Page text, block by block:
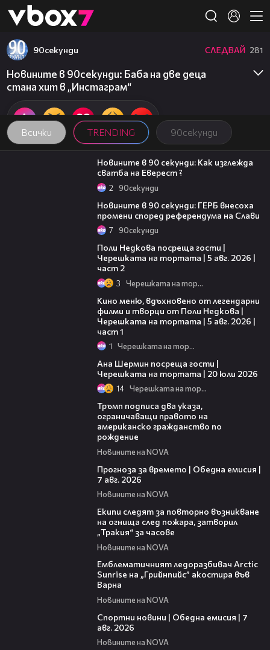
👾
Всички TRENDING 90секунди
90секунди СЛЕДВАЙ 281
Новините в 90секунди: Баба на две деца
стана хит в „Инстаграм“
01:54
Новините в 90 секунди: Как изглежда
сватба на Еверест ?
2 90секунди
Новините в 90 секунди: ГЕРБ внесоха
промени според референдума на Слави
7 90секунди
Поли Недкова посреща гости |
Черешката на тортата | 5 авг. 2026 |
част 2
3 Черешката на тортата
Кино меню, вдъхновено от легендарни
филми и творци от Поли Недкова |
Черешката на тортата | 5 авг. 2026 |
част 1
1 Черешката на тортата
Ана Шермин посреща гости |
Черешката на тортата | 20 юли 2026
14 Черешката на тортата
Тръмп подписа два указа,
ограничаващи правото на
американско гражданство по
рождение
Новините на NOVA
Прогноза за времето | Обедна емисия |
7 авг. 2026
Новините на NOVA
Екипи следят за повторно възникване
на огнища след пожара, затворил
„Тракия“ за часове
Новините на NOVA
Емблематичният ледоразбивач Arctic
Sunrise на „Грийнпийс” акостира във
Варна
Новините на NOVA
Спортни новини | Обедна емисия | 7
aвг. 2026
Новините на NOVA